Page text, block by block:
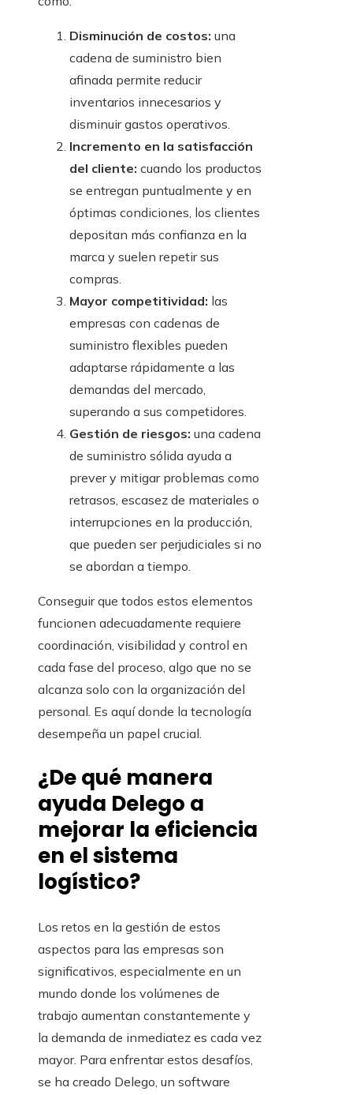
Disminución de costos: una
cadena de suministro bien
afinada permite reducir
inventarios innecesarios y
disminuir gastos operativos.
Incremento en la satisfacción
del cliente: cuando los productos
se entregan puntualmente y en
óptimas condiciones, los clientes
depositan más confianza en la
marca y suelen repetir sus
compras.
Mayor competitividad: las
empresas con cadenas de
suministro flexibles pueden
adaptarse rápidamente a las
demandas del mercado,
superando a sus competidores.
Gestión de riesgos: una cadena
de suministro sólida ayuda a
prever y mitigar problemas como
retrasos, escasez de materiales o
interrupciones en la producción,
que pueden ser perjudiciales si no
se abordan a tiempo.
Conseguir que todos estos elementos
funcionen adecuadamente requiere
coordinación, visibilidad y control en
cada fase del proceso, algo que no se
alcanza solo con la organización del
personal. Es aquí donde la tecnología
desempeña un papel crucial.
¿De qué manera
ayuda Delego a
mejorar la eficiencia
en el sistema
logístico?
Los retos en la gestión de estos
aspectos para las empresas son
significativos, especialmente en un
mundo donde los volúmenes de
trabajo aumentan constantemente y
la demanda de inmediatez es cada vez
mayor. Para enfrentar estos desafíos,
se ha creado Delego, un software